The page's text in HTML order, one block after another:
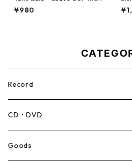
Badness 【7-10916】
¥980
Record
Mento,Calypso,Ballad
Ska
CD・DVD
Goods